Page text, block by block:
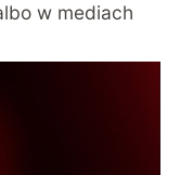
w mediach